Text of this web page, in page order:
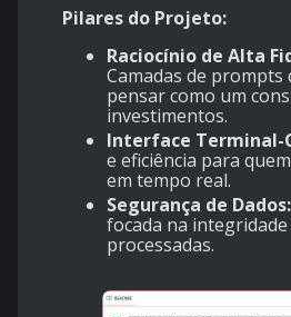
Pilares do Projeto:
Raciocínio de Alta
Camadas de prompts
pensar como um
investimentos.
Interface Terminal-
e eficiência para
em tempo real.
Segurança de Dados:
focada na
processadas.